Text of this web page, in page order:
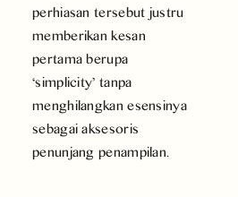
perhiasan tersebut justru
memberikan kesan
pertama berupa
‘simplicity’ tanpa
menghilangkanesensinya
sebagaiaksesoris
penunjang penampilan.